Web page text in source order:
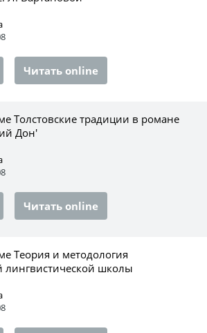
Читать online
Толстовские традиции в романе
Дон'
Читать online
Теория и методология
лингвистической школы